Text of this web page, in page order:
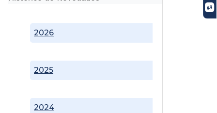
2024
2025
2026